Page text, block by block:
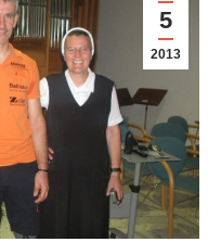
5
2013